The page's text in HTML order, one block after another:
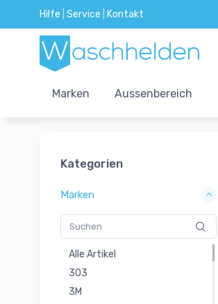
Hilfe Service Kontakt
Marken Aussenbereich
Kategorien
Marken
Alle Artikel
303
3M